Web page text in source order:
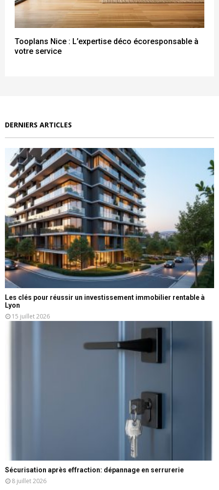
Tooplans Nice : L’expertise déco écoresponsable à
votre service
DERNIERS ARTICLES
Les clés pour réussir un investissement immobilier rentable à
Lyon
15 juillet 2026
Sécurisation après effraction: dépannage en serrurerie
8 juillet 2026